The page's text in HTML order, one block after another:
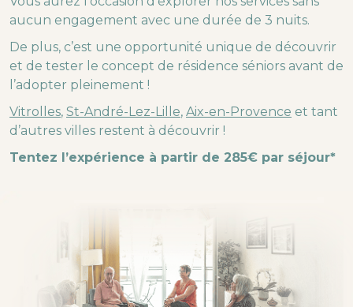
aucun engagement avec une durée de 3 nuits.
De plus, c’est une opportunité unique de découvrir
et de tester le concept de résidence séniors avant de
l’adopter pleinement !
Vitrolles, St-André-Lez-Lille, Aix-en-Provence et tant
d’autres villes restent à découvrir !
Tentez l’expérience à partir de 285€ par séjour*